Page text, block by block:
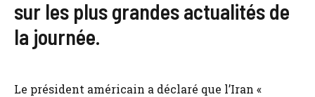
sur les plus grandes actualités de
la journée.
Le président américain a déclaré que l’Iran «